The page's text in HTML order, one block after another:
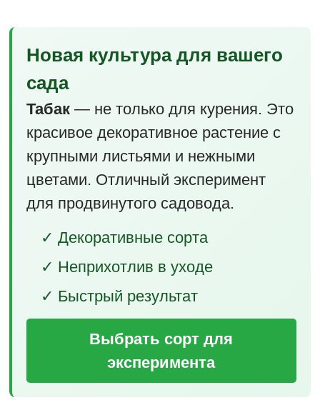
Новая культура для вашего
сада
Табак— не только для курения. Это
красивое декоративное растение с
крупными листьями и нежными
цветами. Отличный эксперимент
для продвинутого садовода.
✓ Декоративные сорта
✓ Неприхотлив в уходе
✓ Быстрый результат
Выбрать сорт для
эксперимента